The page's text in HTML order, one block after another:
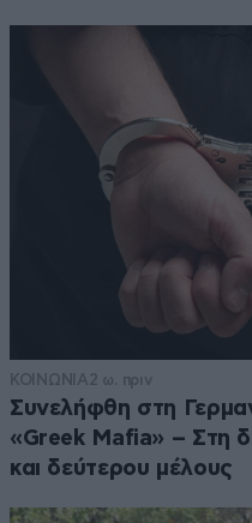
ΚΟΙΝΩΝΙΑ 2 ω. πριν
Συνελήφθη στη
«Greek Mafia» – Στη
και δεύτερου μέλους